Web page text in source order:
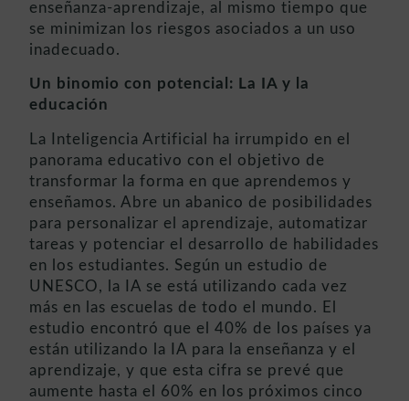
enseñanza-aprendizaje, al mismo tiempo que
se minimizan los riesgos asociados a un uso
inadecuado.
Un binomio con potencial: La IA y la
educación
La Inteligencia Artificial ha irrumpido en el
panorama educativo con el objetivo de
transformar la forma en que aprendemos y
enseñamos. Abre un abanico de posibilidades
para personalizar el aprendizaje, automatizar
tareas y potenciar el desarrollo de habilidades
en los estudiantes. Según un estudio de
UNESCO, la IA se está utilizando cada vez
más en las escuelas de todo el mundo. El
estudio encontró que el 40% de los países ya
están utilizando la IA para la enseñanza y el
aprendizaje, y que esta cifra se prevé que
aumente hasta el 60% en los próximos cinco